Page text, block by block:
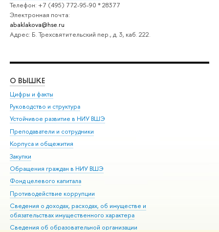
Телефон: +7 (495) 772-95-90 * 28377
Электронная почта:
abaklakova@hse.ru
Адрес: Б. Трехсвятительский пер., д. 3, каб. 222.
О ВЫШКЕ
Цифры и факты
Руководство и структура
Устойчивое развитие в НИУ ВШЭ
Преподаватели и сотрудники
Корпуса и общежития
Закупки
Обращения граждан в НИУ ВШЭ
Фонд целевого капитала
Противодействие коррупции
Сведения о доходах, расходах, об имуществе и
обязательствах имущественного характера
Сведения об образовательной организации